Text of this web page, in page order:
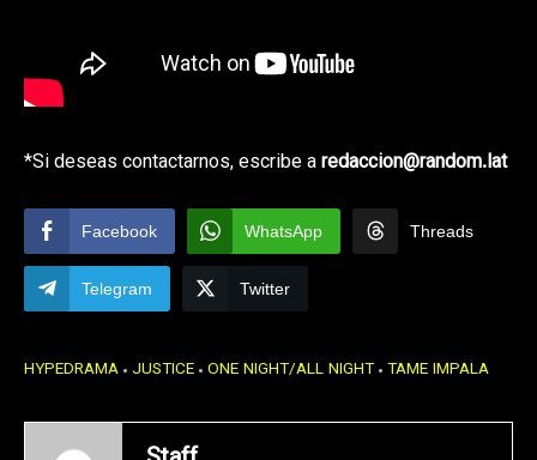
*Si deseas contactarnos, escribe aredaccion@random.lat
Facebook WhatsApp Threads
Telegram Twitter
HYPEDRAMA JUSTICE ONE NIGHT/ALL NIGHT TAME IMPALA